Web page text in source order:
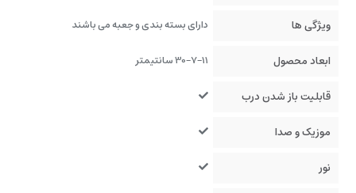
ویژگی ها دارای بسته بندی و جعبه می باشند
ابعاد محصول 30-7-11 سانتیمتر
قابلیت باز شدن درب
موزیک و صدا
نور